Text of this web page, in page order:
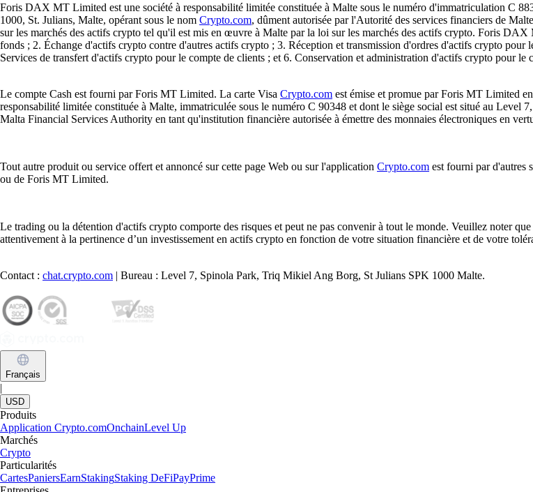
Foris DAX MT Limited est une société à responsabilité limitée constituée à Malte sous le numéro d'immatriculation C
1000, St. Julians, Malte, opérant sous le nom Crypto.com, dûment autorisée par l'Autorité des services financiers de
sur les marchés des actifs crypto tel qu'il est mis en œuvre à Malte par la loi sur les marchés des actifs crypto. Foris
fonds ; 2. Échange d'actifs crypto contre d'autres actifs crypto ; 3. Réception et transmission d'ordres d'actifs crypto
Services de transfert d'actifs crypto pour le compte de clients ; et 6. Conservation et administration d'actifs crypto pour le
Le compte Cash est fourni par Foris MT Limited. La carte Visa Crypto.com est émise et promue par Foris MT Limited
responsabilité limitée constituée à Malte, immatriculée sous le numéro C 90348 et dont le siège social est situé au
Malta Financial Services Authority en tant qu'institution financière autorisée à émettre des monnaies électroniques en
Tout autre produit ou service offert et annoncé sur cette page Web ou sur l'application Crypto.com est fourni par d'autres
ou de Foris MT Limited.
Le trading ou la détention d'actifs crypto comporte des risques et peut ne pas convenir à tout le monde. Veuillez noter
attentivement à la pertinence d’un investissement en actifs crypto en fonction de votre situation financière et de votre
Contact : chat.crypto.com | Bureau : Level 7, Spinola Park, Triq Mikiel Ang Borg, St Julians SPK 1000 Malte.
Français
|
USD
Produits
Application Crypto.comOnchainLevel Up
Marchés
Crypto
Particularités
CartesPaniersEarnStakingStaking DeFiPayPrime